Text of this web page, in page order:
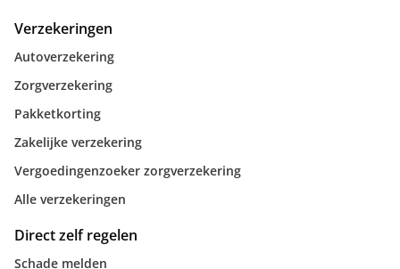
Verzekeringen
Autoverzekering
Zorgverzekering
Pakketkorting
Zakelijke verzekering
Vergoedingenzoeker zorgverzekering
Alle verzekeringen
Direct zelf regelen
Schade melden